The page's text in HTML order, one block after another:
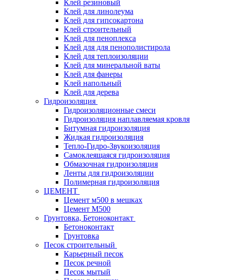
Клей резиновый
Клей для линолеума
Клей для гипсокартона
Клей строительный
Клей для пеноплекса
Клей для для пенополистирола
Клей для теплоизоляции
Клей для минеральной ваты
Клей для фанеры
Клей напольный
Клей для дерева
Гидроизоляция
Гидроизоляционные смеси
Гидроизоляция наплавляемая кровля
Битумная гидроизоляция
Жидкая гидроизоляция
Тепло-Гидро-Звукоизоляция
Самоклеящаяся гидроизоляция
Обмазочная гидроизоляция
Ленты для гидроизоляции
Полимерная гидроизоляция
ЦЕМЕНТ
Цемент м500 в мешках
Цемент М500
Грунтовка, Бетоноконтакт
Бетоноконтакт
Грунтовка
Песок строительный
Карьерный песок
Песок речной
Песок мытый